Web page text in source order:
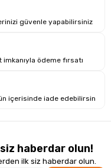
güvenle yapabilirsiniz
ödeme fırsatı
içerisinde iade edebilirsin
haberdar olun!
ilk siz haberdar olun.